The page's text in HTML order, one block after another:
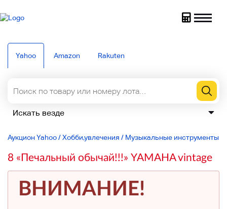
Yahoo Amazon Rakuten
Аукцион Yahoo/Хобби,увлечения / Музыкальные инструменты
8 «Печальный обычай!!!» YAMAHA vintage
ВНИМАНИЕ!